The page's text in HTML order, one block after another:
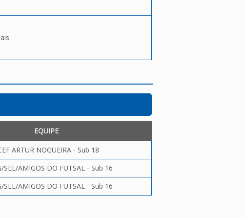
EQUIPE
ARTUR NOGUEIRA - Sub 18
SEL/AMIGOS DO FUTSAL - Sub 16
SEL/AMIGOS DO FUTSAL - Sub 16